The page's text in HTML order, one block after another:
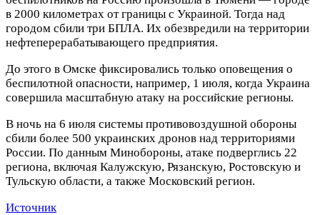
в 2000 километрах от границы с Украиной. Тогда над
городом сбили три БПЛА. Их обезвредили на территории
нефтеперерабатывающего предприятия.
До этого в Омске фиксировались только оповещения о
беспилотной опасности, например, 1 июля, когда Украина
совершила масштабную атаку на российские регионы.
В ночь на 6 июля системы противовоздушной обороны
сбили более 500 украинских дронов над территориями
России. По данным Минобороны, атаке подверглись 22
региона, включая Калужскую, Рязанскую, Ростовскую и
Тульскую области, а также Московский регион.
Источник